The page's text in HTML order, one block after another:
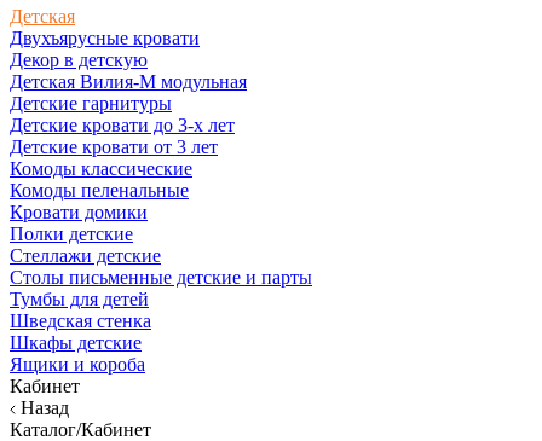
Детская
Двухъярусные кровати
Декор в детскую
Детская Вилия-М модульная
Детские гарнитуры
Детские кровати до 3-х лет
Детские кровати от 3 лет
Комоды классические
Комоды пеленальные
Кровати домики
Полки детские
Стеллажи детские
Столы письменные детские и парты
Тумбы для детей
Шведская стенка
Шкафы детские
Ящики и короба
Кабинет
Назад
Каталог/Кабинет